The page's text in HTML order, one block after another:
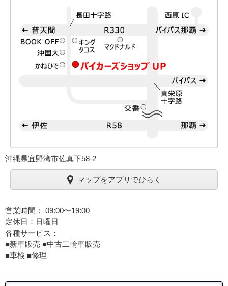
沖縄県宜野湾市佐真下58-2
マップをアプリでひらく
営業時間： 09:00〜19:00
定休日：日曜日
各種サービス：
■新車販売 ■中古二輪車販売
■車検 ■修理